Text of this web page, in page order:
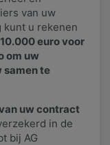
van uw
kunt u rekenen
euro voor
om uw
samen te
uw contract
in de
bij AG